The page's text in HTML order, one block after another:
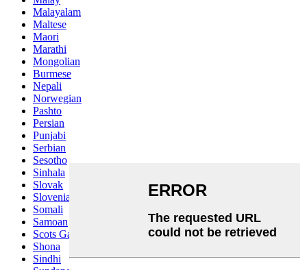
Malayalam
Maltese
Maori
Marathi
Mongolian
Burmese
Nepali
Norwegian
Pashto
Persian
Punjabi
Serbian
Sesotho
Sinhala
Slovak
Slovenian
Somali
Samoan
Scots Gaelic
Shona
Sindhi